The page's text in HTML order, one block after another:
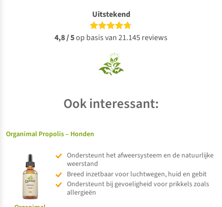
Uitstekend
4,8 / 5op basis van 21.145 reviews
Ook interessant:
Organimal Propolis – Honden
Ondersteunt het afweersysteem en de natuurlijke
weerstand
Breed inzetbaar voor luchtwegen, huid en gebit
Ondersteunt bij gevoeligheid voor prikkels zoals
allergieën